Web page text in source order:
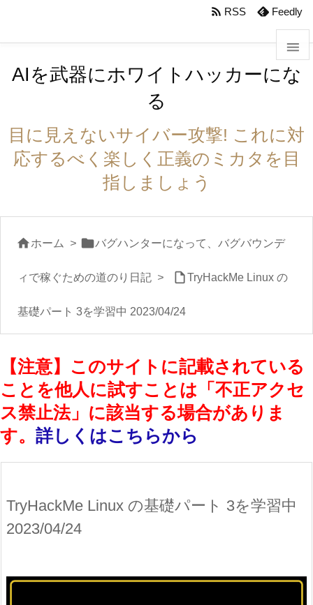



サイ


検索
 RSS Feedly
AIを武器にホワイトハッカーにな
る
目に見えないサイバー攻撃! これに対
応するべく楽しく正義のミカタを目
指しましょう
ホーム > バグハンターになって、バグバウンデ
ィで稼ぐための道のり日記 > TryHackMe Linux の
基礎パート 3を学習中 2023/04/24
【注意】このサイトに記載されている
ことを他人に試すことは「不正アクセ
ス禁止法」に該当する場合がありま
す。 詳しくはこちらから
TryHackMe Linux の基礎パート 3を学習中
2023/04/24